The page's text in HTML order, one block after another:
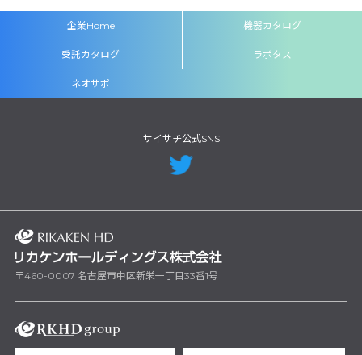
企業Home 機器カタログ
受託カタログ ラボタス
ネオサポ
サイサチ公式SNS
〒460-0007 名古屋市中区新栄一丁目33番1号